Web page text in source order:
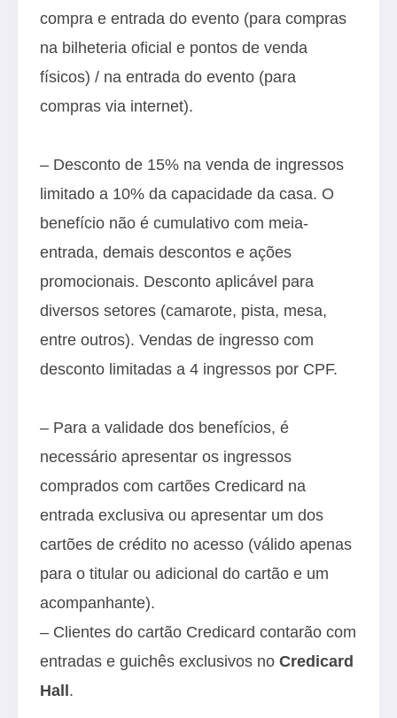
compra e entrada do evento (para compras
na bilheteria oficial e pontos de venda
físicos) / na entrada do evento (para
compras via internet).
– Desconto de 15% na venda de ingressos
limitado a 10% da capacidade da casa. O
benefício não é cumulativo com meia-
entrada, demais descontos e ações
promocionais. Desconto aplicável para
diversos setores (camarote, pista, mesa,
entre outros). Vendas de ingresso com
desconto limitadas a 4 ingressos por CPF.
– Para a validade dos benefícios, é
necessário apresentar os ingressos
comprados com cartões Credicard na
entrada exclusiva ou apresentar um dos
cartões de crédito no acesso (válido apenas
para o titular ou adicional do cartão e um
acompanhante).
– Clientes do cartão Credicard contarão com
entradas e guichês exclusivos no Credicard
Hall.